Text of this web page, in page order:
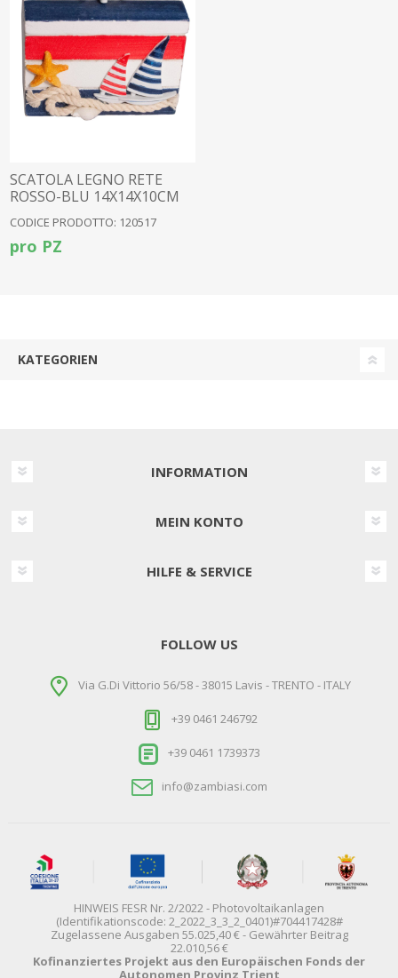
SCATOLA LEGNO RETE
ROSSO-BLU 14X14X10CM
CODICE PRODOTTO: 120517
pro PZ
KATEGORIEN
INFORMATION
MEIN KONTO
HILFE & SERVICE
FOLLOW US
Via G.Di Vittorio 56/58 - 38015 Lavis - TRENTO - ITALY
+39 0461 246792
+39 0461 1739373
info@zambiasi.com
HINWEIS FESR Nr. 2/2022 - Photovoltaikanlagen
(Identifikationscode: 2_2022_3_3_2_0401)#704417428#
Zugelassene Ausgaben 55.025,40 € - Gewährter Beitrag
22.010,56 €
Kofinanziertes Projekt aus den Europäischen Fonds der
Autonomen Provinz Trient